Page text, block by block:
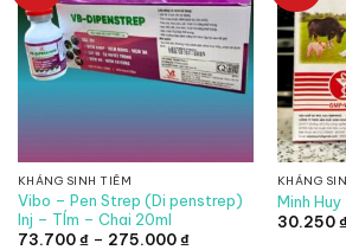
KHÁNG SINH TIÊM
Vibo – Pen Strep (Di penstrep)
Inj – TÍm – Chai 20ml
73.700₫ – 275.000₫Khoảng
KHÁNG
Minh
30.250